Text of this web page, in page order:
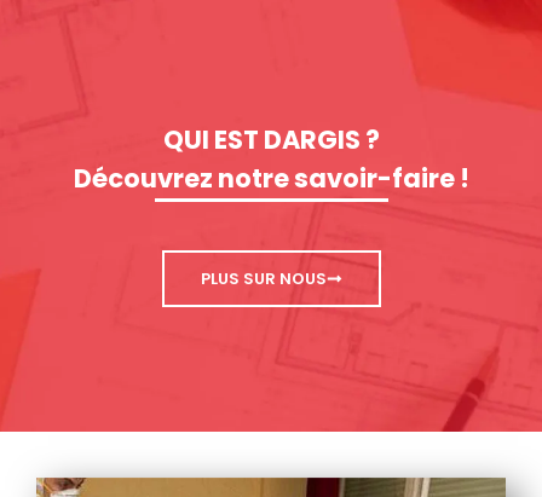
QUI EST DARGIS ?
Découvrez notre savoir-faire !
PLUS SUR NOUS